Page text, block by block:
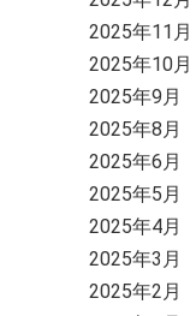
2025年11月
2025年10月
2025年9月
2025年8月
2025年6月
2025年5月
2025年4月
2025年3月
2025年2月